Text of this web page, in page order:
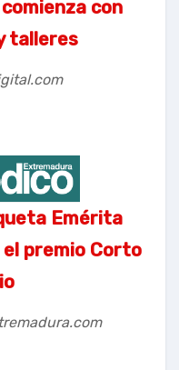
con
talleres
Emérita
premio Corto